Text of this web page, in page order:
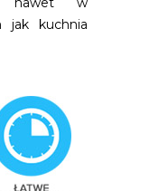
jak kuchnia